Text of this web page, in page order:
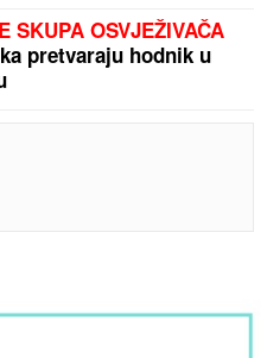
SKUPA OSVJEŽIVAČA
pretvaraju hodnik u